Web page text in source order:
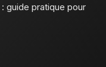
guide pratique pour